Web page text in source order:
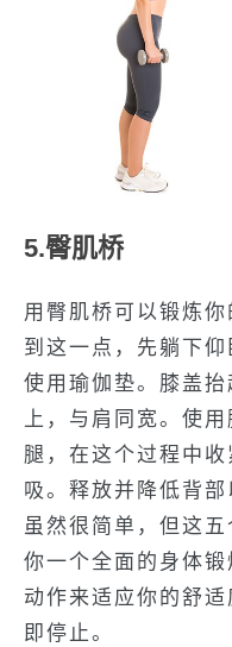
5.臀肌桥
用臀肌桥可以锻炼
到这一点，先躺下
使用瑜伽垫。膝盖
上，与肩同宽。使
腿，在这个过程中
吸。释放并降低背部
虽然很简单，但这
你一个全面的身体
动作来适应你的舒
即停止。